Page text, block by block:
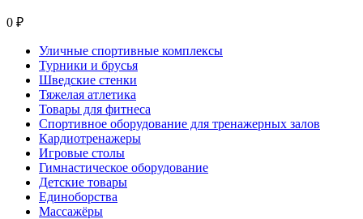
0 ₽
Уличные спортивные комплексы
Турники и брусья
Шведские стенки
Тяжелая атлетика
Товары для фитнеса
Спортивное оборудование для тренажерных залов
Кардиотренажеры
Игровые столы
Гимнастическое оборудование
Детские товары
Единоборства
Массажёры